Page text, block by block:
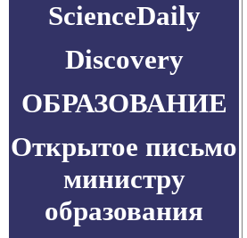
ScienceDaily
Discovery
ОБРАЗОВАНИЕ
Открытое письмо
министру
образования